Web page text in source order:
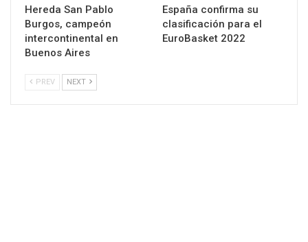
Hereda San Pablo
Burgos, campeón
intercontinental en
Buenos Aires
España confirma su
clasificación para el
EuroBasket 2022
PREV NEXT